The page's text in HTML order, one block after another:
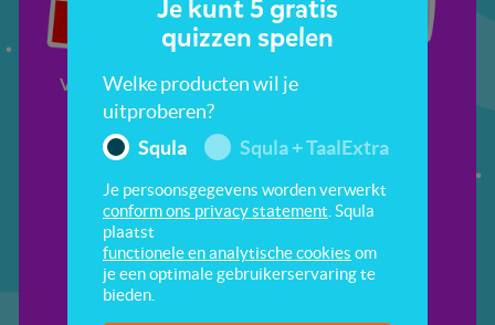
Vormen en
kleuren
Meer, minder,
evenveel
Je kunt 5 gratis
quizzen spelen
Welke producten wil je
uitproberen?
Squla
Squla + TaalExtra
Je persoonsgegevens worden verwerkt
conform ons privacy statement . Squla
plaatst
functionele en analytische cookies om
je een optimale gebruikerservaring te
bieden.